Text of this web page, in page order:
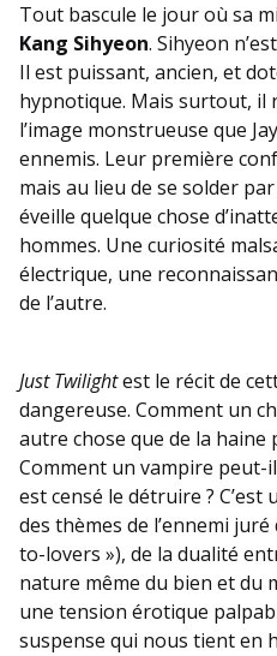
Tout bascule le jour où sa
Kang Sihyeon. Sihyeon
Il est puissant, ancien, et
hypnotique. Mais surtout, il
l’image monstrueuse que
ennemis. Leur première
mais au lieu de se solder
éveille quelque chose
hommes. Une curiosité
électrique, une
de l’autre.
Just Twilightest le récit de
dangereuse. Comment un
autre chose que de la
Comment un vampire
est censé le détruire ?
des thèmes de l’ennemi
to-lovers »), de la dualité
nature même du bien et du
une tension érotique
suspense qui nous tient en